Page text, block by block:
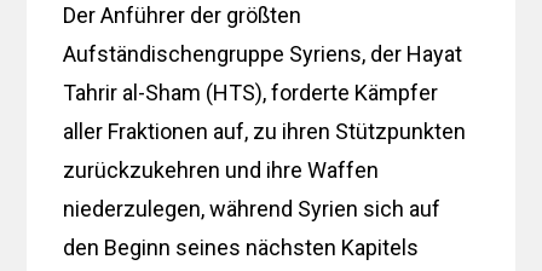
Der Anführer der größten
Aufständischengruppe Syriens, der Hayat
Tahrir al-Sham (HTS), forderte Kämpfer
aller Fraktionen auf, zu ihren Stützpunkten
zurückzukehren und ihre Waffen
niederzulegen, während Syrien sich auf
den Beginn seines nächsten Kapitels